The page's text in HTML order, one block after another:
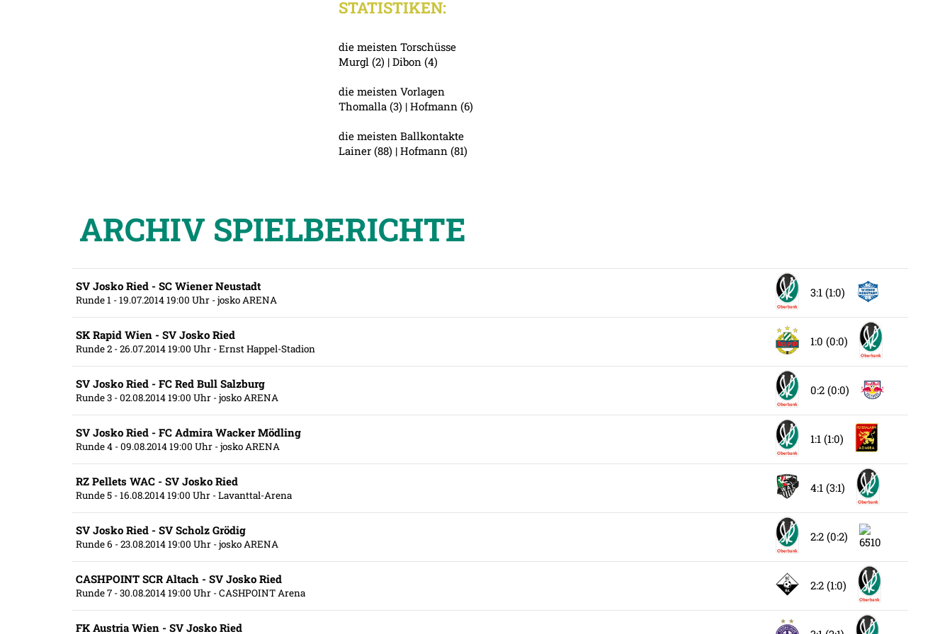
STATISTIKEN:
die meisten Torschüsse
Murgl (2) | Dibon (4)
die meisten Vorlagen
Thomalla (3) | Hofmann (6)
die meisten Ballkontakte
Lainer (88) | Hofmann (81)
ARCHIV SPIELBERICHTE
SV Josko Ried - SC Wiener Neustadt
Runde 1 - 19.07.2014 19:00 Uhr - josko ARENA
3:1 (1:0)
SK Rapid Wien - SV Josko Ried
Runde 2 - 26.07.2014 19:00 Uhr - Ernst Happel-Stadion
1:0 (0:0)
SV Josko Ried - FC Red Bull Salzburg
Runde 3 - 02.08.2014 19:00 Uhr - josko ARENA
0:2 (0:0)
SV Josko Ried - FC Admira Wacker Mödling
Runde 4 - 09.08.2014 19:00 Uhr - josko ARENA
1:1 (1:0)
RZ Pellets WAC - SV Josko Ried
Runde 5 - 16.08.2014 19:00 Uhr - Lavanttal-Arena
4:1 (3:1)
SV Josko Ried - SV Scholz Grödig
Runde 6 - 23.08.2014 19:00 Uhr - josko ARENA
2:2 (0:2)
CASHPOINT SCR Altach - SV Josko Ried
Runde 7 - 30.08.2014 19:00 Uhr - CASHPOINT Arena
2:2 (1:0)
FK Austria Wien - SV Josko Ried